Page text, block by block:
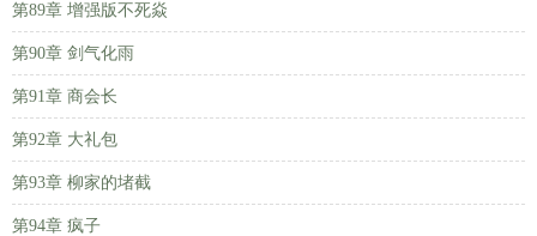
第89章 增强版不死焱
第90章 剑气化雨
第91章 商会长
第92章 大礼包
第93章 柳家的堵截
第94章 疯子